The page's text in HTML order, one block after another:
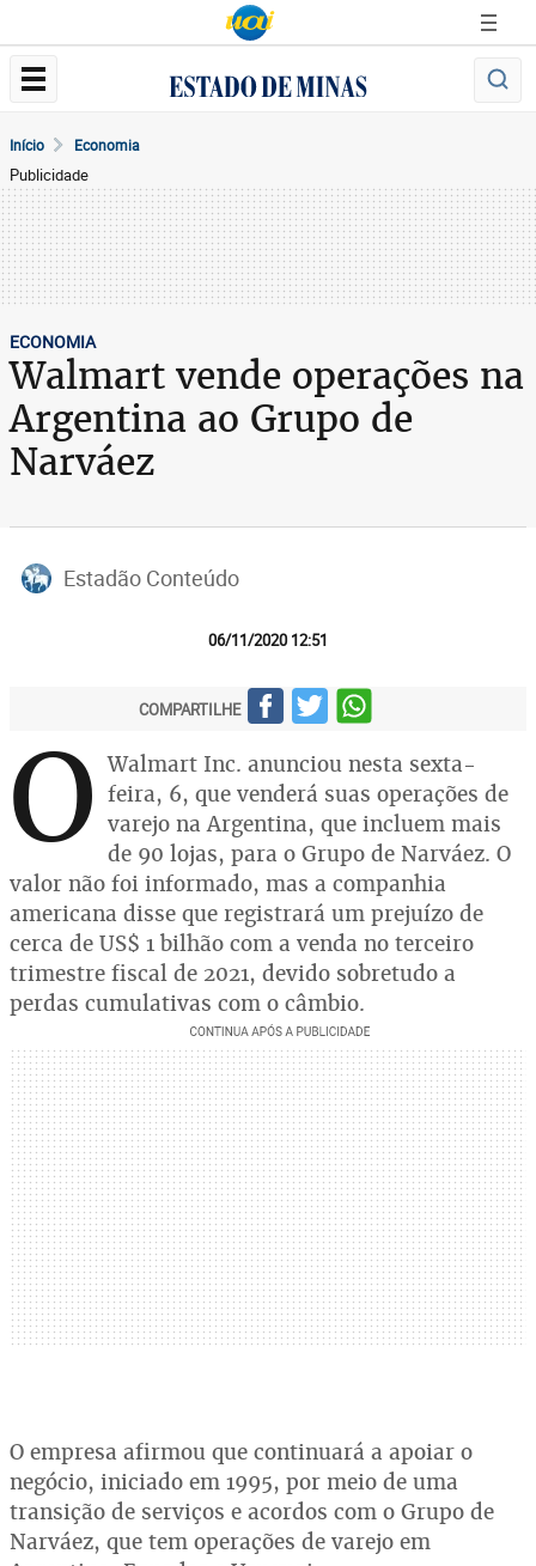
Início Economia
Publicidade
ECONOMIA
Walmart vende operações na
Argentina ao Grupo de
Narváez
Estadão Conteúdo
06/11/2020 12:51
COMPARTILHE
O Walmart Inc. anunciou nesta sexta-
feira, 6, que venderá suas operações de
varejo na Argentina, que incluem mais
de 90 lojas, para o Grupo de Narváez. O
valor não foi informado, mas a companhia
americana disse que registrará um prejuízo de
cerca de US$ 1 bilhão com a venda no terceiro
trimestre fiscal de 2021, devido sobretudo a
perdas cumulativas com o câmbio.
O empresa afirmou que continuará a apoiar o
negócio, iniciado em 1995, por meio de uma
transição de serviços e acordos com o Grupo de
Narváez, que tem operações de varejo em